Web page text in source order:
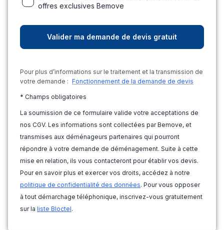
offres exclusives Bemove
Pour plus d’informations sur le traitement et la transmission de
votre demande : Fonctionnement de la demande de devis
* Champs obligatoires
La soumission de ce formulaire valide votre acceptations de
nos CGV. Les informations sont collectées par Bemove, et
transmises aux déménageurs partenaires qui pourront
répondre à votre demande de déménagement. Suite à cette
mise en relation, ils vous contacteront pour établir vos devis.
Pour en savoir plus et exercer vos droits, accédez à notre
politique de confidentialité des données. Pour vous opposer
à tout démarchage téléphonique, inscrivez-vous gratuitement
sur la liste Bloctel.